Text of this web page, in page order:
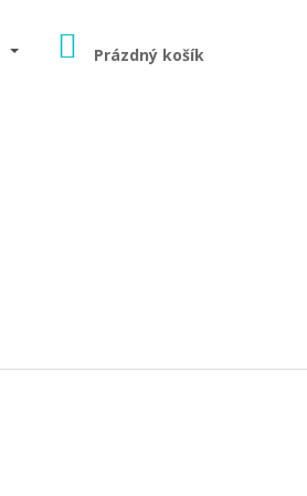
NÁKUPNÍ
KOŠÍK
Prázdný košík